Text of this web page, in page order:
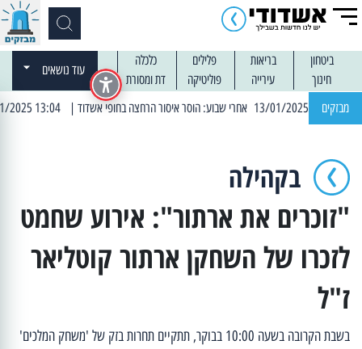
ביטחון בריאות פלילים
כלכלה
חינוך
עירייה פוליטיקה דת ומסורת
עוד נושאים
מבזקים | 13:04 14/01/2025 עובדים בלילות: עבודות קרצוף וריבוד אספלט
בקהילה
"זוכרים את ארתור": אירוע שחמט
לזכרו של השחקן ארתור קוטליאר
ז"ל
בשבת הקרובה בשעה 10:00 בבוקר, תתקיים תחרות בזק של 'משחק המלכים'